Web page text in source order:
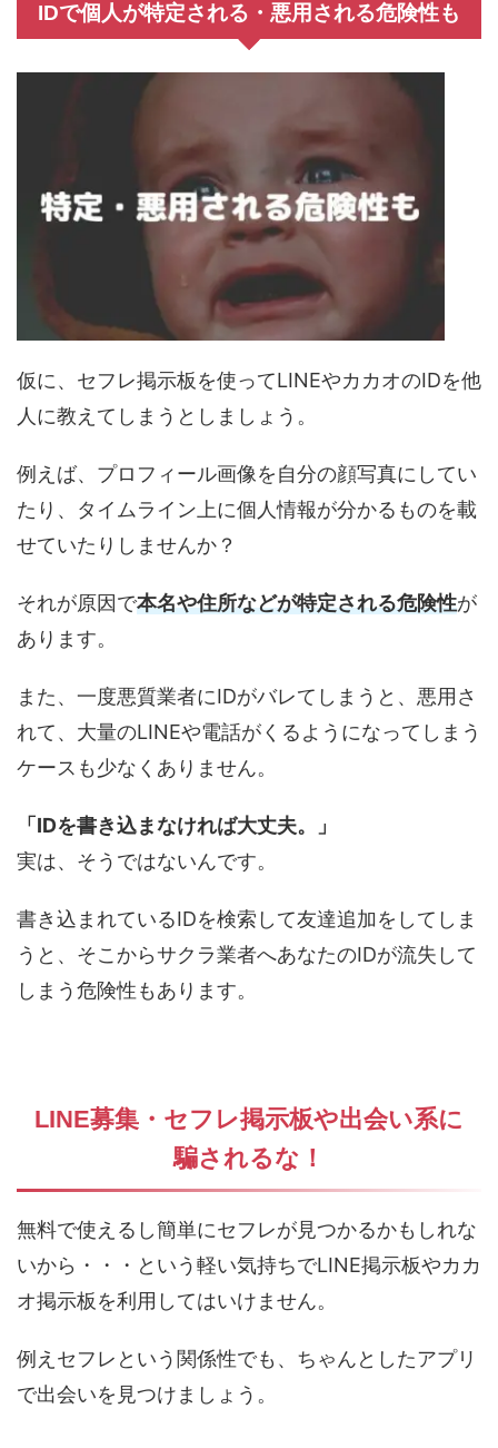
IDで個人が特定される・悪用される危険性も
仮に、セフレ掲示板を使ってLINEやカカオのIDを他
人に教えてしまうとしましょう。
例えば、プロフィール画像を自分の顔写真にしてい
たり、タイムライン上に個人情報が分かるものを載
せていたりしませんか？
それが原因で本名や住所などが特定される危険性が
あります。
また、一度悪質業者にIDがバレてしまうと、悪用さ
れて、大量のLINEや電話がくるようになってしまう
ケースも少なくありません。
「IDを書き込まなければ大丈夫。」
実は、そうではないんです。
書き込まれているIDを検索して友達追加をしてしま
うと、そこからサクラ業者へあなたのIDが流失して
しまう危険性もあります。
LINE募集・セフレ掲示板や出会い系に
騙されるな！
無料で使えるし簡単にセフレが見つかるかもしれな
いから・・・という軽い気持ちでLINE掲示板やカカ
オ掲示板を利用してはいけません。
例えセフレという関係性でも、ちゃんとしたアプリ
で出会いを見つけましょう。